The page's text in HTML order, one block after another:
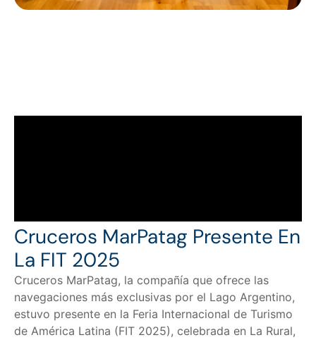
Cruceros MarPatag Presente En
La FIT 2025
Cruceros MarPatag, la compañía que ofrece las
navegaciones más exclusivas por el Lago Argentino,
estuvo presente en la Feria Internacional de Turismo
de América Latina (FIT 2025), celebrada en La Rural,